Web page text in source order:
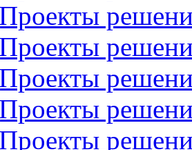
Проекты
Проекты
Проекты
Проекты
Проекты